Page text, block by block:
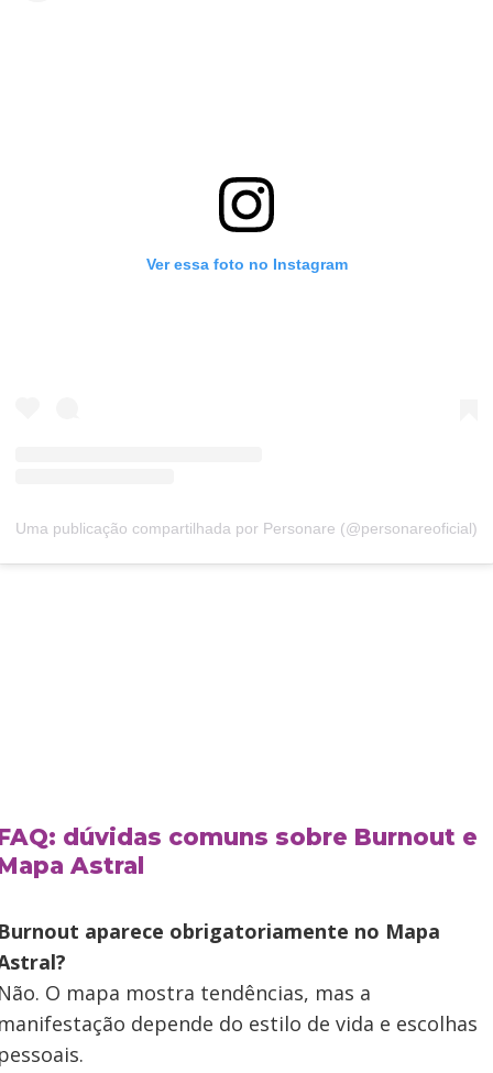
Ver essa foto no Instagram
Uma publicação compartilhada por Personare (@personareoficial)
dúvidas comuns sobre Burnout e
Astral
aparece obrigatoriamente no Mapa
O mapa mostra tendências, mas a
depende do estilo de vida e escolhas